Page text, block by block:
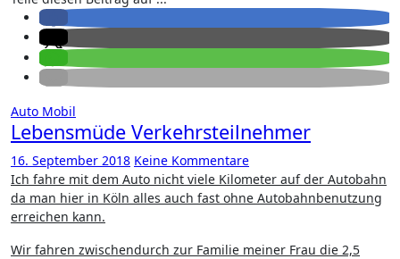
Auto Mobil
Lebensmüde Verkehrsteilnehmer
16. September 2018 Keine Kommentare
Ich fahre mit dem Auto nicht viele Kilometer auf der Autobahn
da man hier in Köln alles auch fast ohne Autobahnbenutzung
erreichen kann.
Wir fahren zwischendurch zur Familie meiner Frau die 2,5